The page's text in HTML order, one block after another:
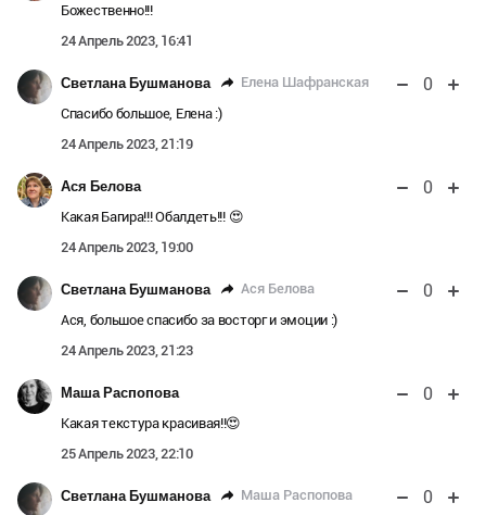
Божественно!!!
24 Апрель 2023, 16:41
Светлана Бушманова Елена Шафранская 0
Спасибо большое, Елена :)
24 Апрель 2023, 21:19
Ася Белова 0
Какая Багира!!! Обалдеть!!! 😍
24 Апрель 2023, 19:00
Светлана Бушманова Ася Белова 0
Ася, большое спасибо за восторг и эмоции :)
24 Апрель 2023, 21:23
Maша Распопова 0
Какая текстура красивая!!😍
25 Апрель 2023, 22:10
Светлана Бушманова Maша Распопова 0